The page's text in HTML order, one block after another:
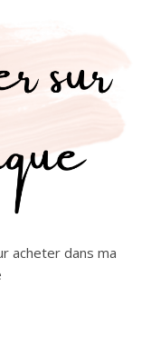
acheter dans ma